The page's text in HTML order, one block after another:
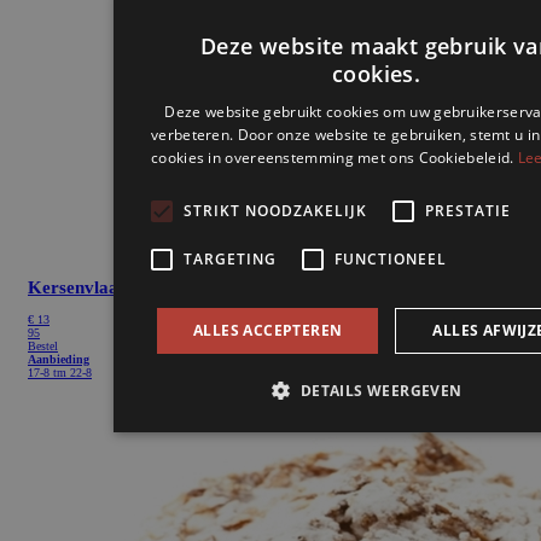
Kersenvlaai
€ 13
95
Bestel
Aanbieding
17-8 tm 22-8
Deze website maakt gebruik
cookies.
Deze website gebruikt cookies om uw
verbeteren. Door onze website te gebruiken, stemt u
cookies in overeenstemming met ons Cookiebeleid.
STRIKT NOODZAKELIJK PRESTATIE
TARGETING FUNCTIONEEL
ALLES ACCEPTEREN ALLES
DETAILS WEERGEVEN
Strikt noodzakelijk Prestatie Targeting
Strikt noodzakelijke cookies maken de kernfunctionaliteiten